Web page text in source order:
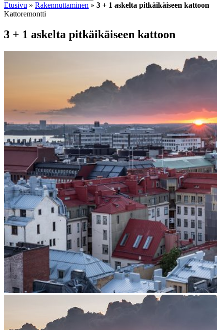
Etusivu » Rakennuttaminen » 3 + 1 askelta pitkäikäiseen kattoon
Kattoremontti
3 + 1 askelta pitkäikäiseen kattoon